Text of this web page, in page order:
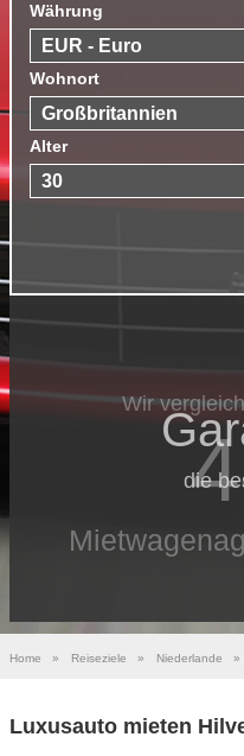
Währung
Wohnort
Alter
Wir
die
Home » Reiseziele » Niederlande »
Luxusauto mieten